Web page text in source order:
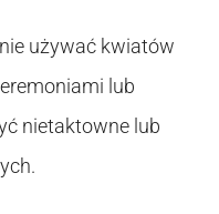
używać kwiatów
lub
nietaktowne lub